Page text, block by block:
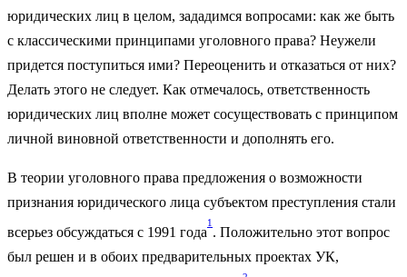
юридических лиц в целом, зададимся вопросами: как же быть
с классическими принципами уголовного права? Неужели
придется поступиться ими? Переоценить и отказаться от них?
Делать этого не следует. Как отмечалось, ответственность
юридических лиц вполне может сосуществовать с принципом
личной виновной ответственности и дополнять его.
В теории уголовного права предложения о возможности
признания юридического лица субъектом преступления стали
всерьез обсуждаться с 1991 года
1
. Положительно этот вопрос
был решен и в обоих предварительных проектах УК,